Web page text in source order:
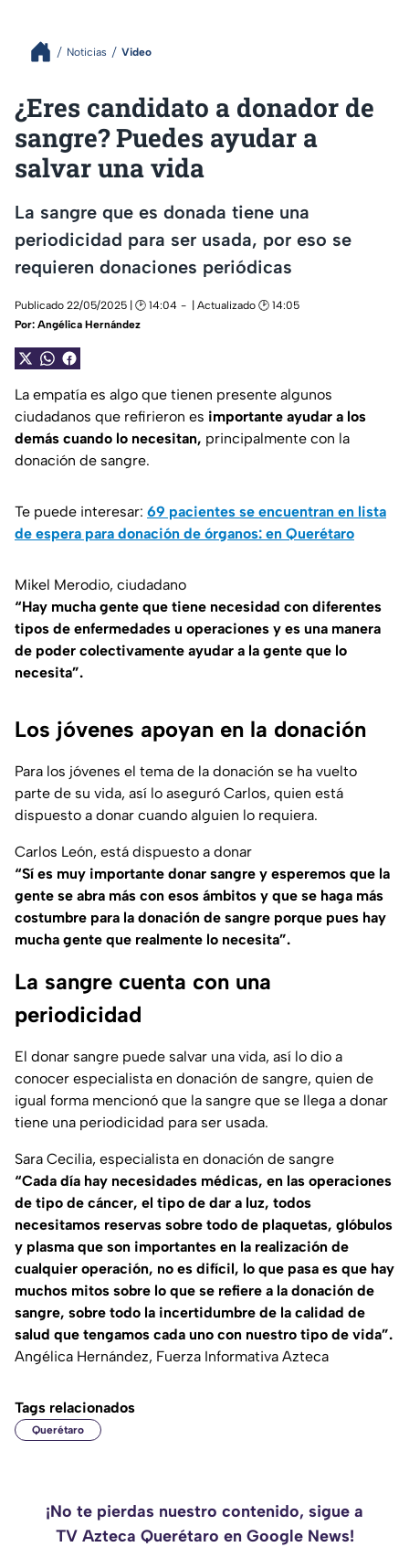
Noticias Video
¿Eres candidato a donador de
sangre? Puedes ayudar a
salvar una vida
La sangre que es donada tiene una
periodicidad para ser usada, por eso se
requieren donaciones periódicas
Publicado 22/05/2025 | 🕑 14:04
| Actualizado 🕑 14:05
Por: Angélica Hernández
La empatía es algo que tienen presente algunos
ciudadanos que refirieron es importante ayudar a los
demás cuando lo necesitan, principalmente con la
donación de sangre.
Te puede interesar: 69 pacientes se encuentran en lista
de espera para donación de órganos: en Querétaro
Mikel Merodio, ciudadano
“Hay mucha gente que tiene necesidad con diferentes
tipos de enfermedades u operaciones y es una manera
de poder colectivamente ayudar a la gente que lo
necesita”.
Los jóvenes apoyan en la donación
Para los jóvenes el tema de la donación se ha vuelto
parte de su vida, así lo aseguró Carlos, quien está
dispuesto a donar cuando alguien lo requiera.
Carlos León, está dispuesto a donar
“Sí es muy importante donar sangre y esperemos que la
gente se abra más con esos ámbitos y que se haga más
costumbre para la donación de sangre porque pues hay
mucha gente que realmente lo necesita”.
La sangre cuenta con una
periodicidad
El donar sangre puede salvar una vida, así lo dio a
conocer especialista en donación de sangre, quien de
igual forma mencionó que la sangre que se llega a donar
tiene una periodicidad para ser usada.
Sara Cecilia, especialista en donación de sangre
“Cada día hay necesidades médicas, en las operaciones
de tipo de cáncer, el tipo de dar a luz, todos
necesitamos reservas sobre todo de plaquetas, glóbulos
y plasma que son importantes en la realización de
cualquier operación, no es difícil, lo que pasa es que hay
muchos mitos sobre lo que se refiere a la donación de
sangre, sobre todo la incertidumbre de la calidad de
salud que tengamos cada uno con nuestro tipo de vida”.
Angélica Hernández, Fuerza Informativa Azteca
Tags relacionados
Querétaro
¡No te pierdas nuestro contenido, sigue a
TV Azteca Querétaro en Google News!